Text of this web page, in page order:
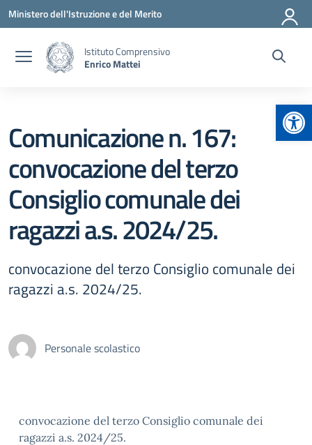
Vai ai contenuti
Vai al menu di navigazione
Vai al footer
Ministero dell'Istruzione e del Merito
Istituto Comprensivo
Enrico Mattei
Comunicazione n. 167:
convocazione del terzo
Consiglio comunale dei
ragazzi a.s. 2024/25.
convocazione del terzo Consiglio comunale dei
ragazzi a.s. 2024/25.
Personale scolastico
convocazione del terzo Consiglio comunale dei
ragazzi a.s. 2024/25.